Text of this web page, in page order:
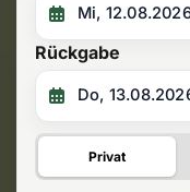
Rückgabe
Privat